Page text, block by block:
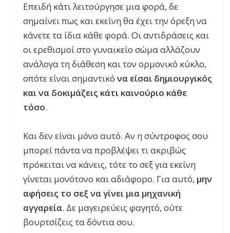
Επειδή κάτι λειτούργησε μια φορά, δε
σημαίνει πως και εκείνη θα έχει την όρεξη να
κάνετε τα ίδια κάθε φορά. Οι αντιδράσεις και
οι ερεθισμοί στο γυναικείο σώμα αλλάζουν
ανάλογα τη διάθεση και τον ορμονικό κύκλο,
οπότε είναι σημαντικό να είσαι δημιουργικός
και να δοκιμάζεις κάτι καινούριο κάθε
τόσο.
Και δεν είναι μόνο αυτό. Αν η σύντροφος σου
μπορεί πάντα να προβλέψει τι ακριβώς
πρόκειται να κάνεις, τότε το σεξ για εκείνη
γίνεται μονότονο και αδιάφορο. Για αυτό, μην
αφήσεις το σεξ να γίνει μια μηχανική
αγγαρεία. Δε μαγειρεύεις φαγητό, ούτε
βουρτσίζεις τα δόντια σου.